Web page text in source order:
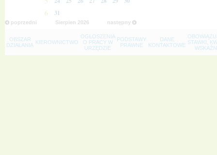
6 31
poprzedni następny
Sierpien 2026
OBSZAR
DZIAŁANIA KIEROWNICTWO
OGŁOSZENIA
O PRACY W
URZĘDZIE
PODSTAWY
PRAWNE
DANE
KONTAKTOWE STAWKI,